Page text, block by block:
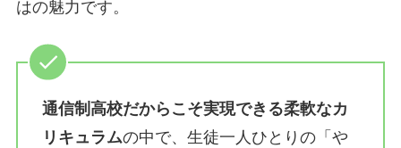
はの魅力です。
通信制高校だからこそ実現できる柔軟なカ
リキュラムの中で、生徒一人ひとりの「や